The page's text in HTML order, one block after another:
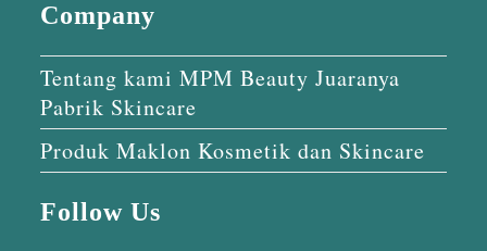
Company
Tentang kami MPM Beauty Juaranya
Pabrik Skincare
Produk Maklon Kosmetik dan Skincare
Follow Us